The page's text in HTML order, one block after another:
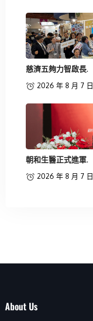
慈濟五夠力智啟長.
2026 年 8 月 7 日
朝和生醫正式進軍.
2026 年 8 月 7 日
About Us